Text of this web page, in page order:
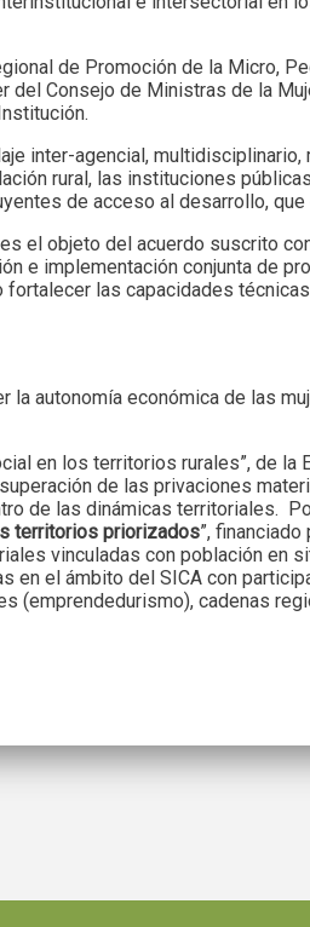
de Promoción de la Micro,
del Consejo de Ministras de la
inter-agencial,
rural, las instituciones
de acceso al desarrollo,
el objeto del acuerdo suscrito
e implementación conjunta de
las capacidades
autonomía económica de las
en los territorios rurales”, de la
de las privaciones
de las dinámicas territoriales.
territorios priorizados”,
vinculadas con población en
el ámbito del SICA con
(emprendedurismo), cadenas